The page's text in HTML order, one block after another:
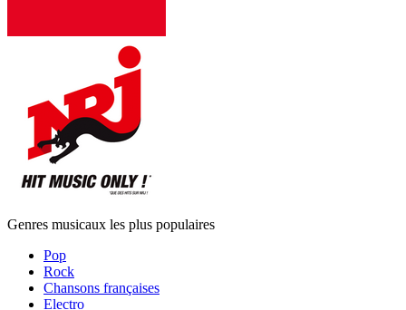
Genres musicaux les plus populaires
Pop
Rock
Chansons françaises
Electro